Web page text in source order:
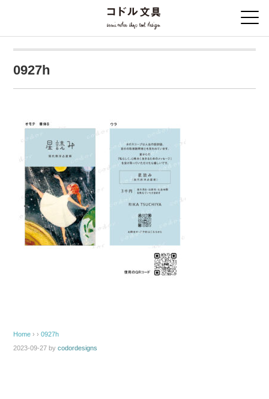
0927h
Home › ›0927h
2023-09-27 bycodordesigns